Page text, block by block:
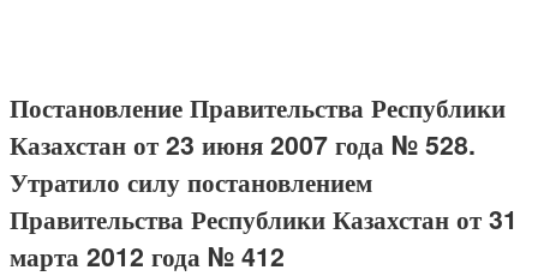
Постановление Правительства Республики
Казахстан от 23 июня 2007 года № 528.
Утратило силу постановлением
Правительства Республики Казахстан от 31
марта 2012 года № 412